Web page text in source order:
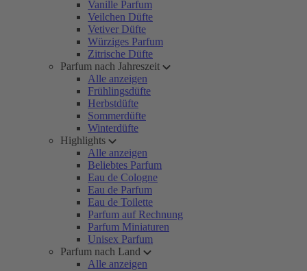
Vanille Parfum
Veilchen Düfte
Vetiver Düfte
Würziges Parfum
Zitrische Düfte
Parfum nach Jahreszeit
Alle anzeigen
Frühlingsdüfte
Herbstdüfte
Sommerdüfte
Winterdüfte
Highlights
Alle anzeigen
Beliebtes Parfum
Eau de Cologne
Eau de Parfum
Eau de Toilette
Parfum auf Rechnung
Parfum Miniaturen
Unisex Parfum
Parfum nach Land
Alle anzeigen